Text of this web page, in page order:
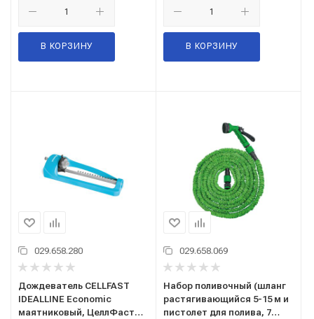
В КОРЗИНУ В КОРЗИНУ
029.658.280
Дождеватель CELLFAST
IDEALLINE Economic
маятниковый, ЦеллФаст
029.658.069
Набор поливочный (шланг
растягивающийся 5-15 м и
пистолет для полива, 7